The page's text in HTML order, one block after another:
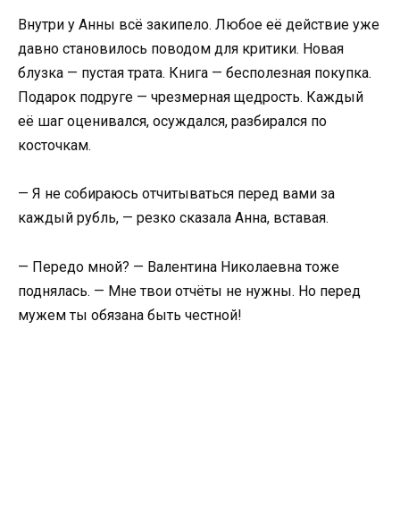
Внутри у Анны всё закипело. Любое её действие уже
давно становилось поводом для критики. Новая
блузка — пустая трата. Книга — бесполезная покупка.
Подарок подруге — чрезмерная щедрость. Каждый
её шаг оценивался, осуждался, разбирался по
косточкам.
— Я не собираюсь отчитываться перед вами за
каждый рубль, — резко сказала Анна, вставая.
— Передо мной? — Валентина Николаевна тоже
поднялась. — Мне твои отчёты не нужны. Но перед
мужем ты обязана быть честной!